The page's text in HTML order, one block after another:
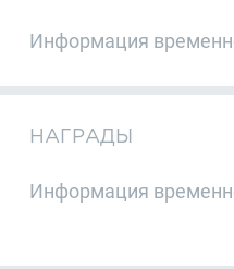
Информация
НАГРАДЫ
Информация